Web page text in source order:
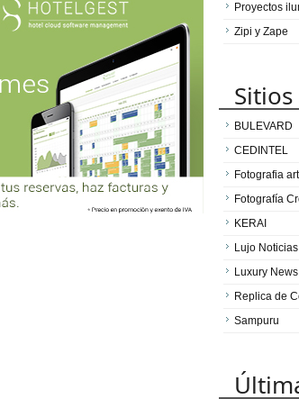
Proyectos
Zipi y Zape
BULEVARD
CEDINTEL
Fotografia
Fotografía
KERAI
Lujo Noticias
Luxury News
Replica de
Sampuru